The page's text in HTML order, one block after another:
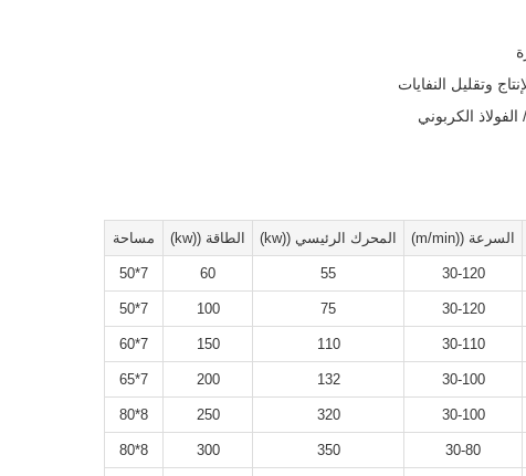
وتقليل النفايات
الكربوني
السرعة ((m/min) المحرك الرئيسي ((kw) الطاقة ((kw) مساحة
30-120
55
60
7*50
30-120
75
100
7*50
30-110
110
150
7*60
30-100
132
200
7*65
30-100
320
250
8*80
30-80
350
300
8*80